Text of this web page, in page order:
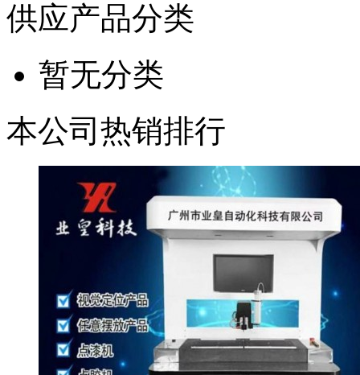
供应产品分类
暂无分类
本公司热销排行